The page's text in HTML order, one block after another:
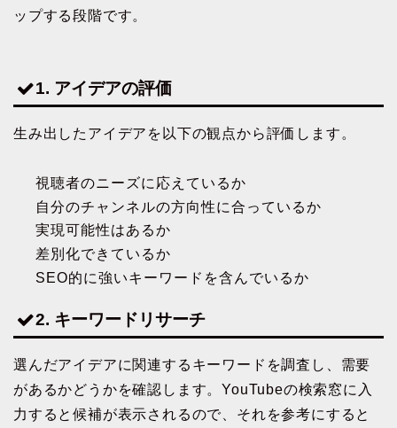
ップする段階です。
1. アイデアの評価
生み出したアイデアを以下の観点から評価します。
視聴者のニーズに応えているか
自分のチャンネルの方向性に合っているか
実現可能性はあるか
差別化できているか
SEO的に強いキーワードを含んでいるか
2. キーワードリサーチ
選んだアイデアに関連するキーワードを調査し、需要
があるかどうかを確認します。YouTubeの検索窓に入
力すると候補が表示されるので、それを参考にすると